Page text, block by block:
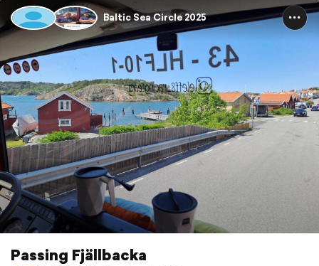
Baltic Sea Circle 2025
Passing Fjällbacka